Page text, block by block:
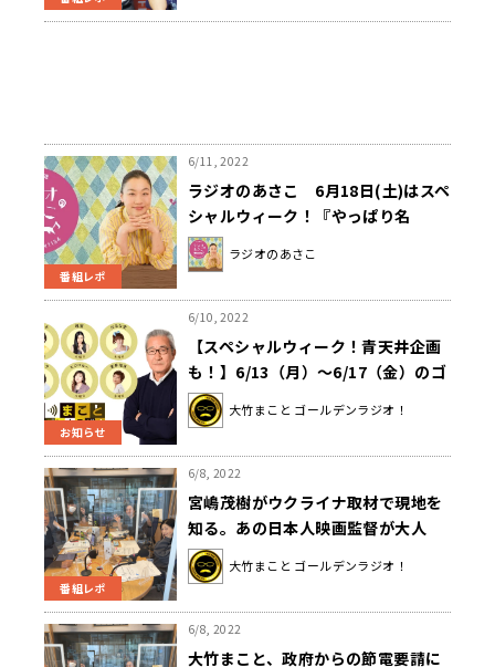
番組レポ
6/11, 2022
ラジオのあさこ 6月18日(土)はスペ
シャルウィーク！『やっぱり名
曲！』
ラジオのあさこ
お知らせ
6/10, 2022
【スペシャルウィーク！青天井企画
も！】6/13（月）～6/17（金）のゴ
ールデンラジオ！
大竹まこと ゴールデンラジオ！
番組レポ
6/8, 2022
宮嶋茂樹がウクライナ取材で現地を
知る。あの日本人映画監督が大人
気？
大竹まこと ゴールデンラジオ！
6/8, 2022
大竹まこと、政府からの節電要請に